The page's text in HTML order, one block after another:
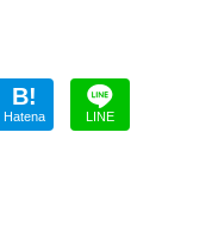
B!
Hatena LINE